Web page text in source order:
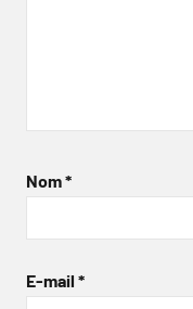
Nom*
E-mail *